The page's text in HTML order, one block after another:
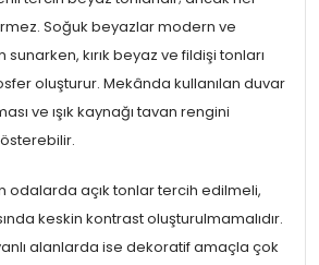
Soğuk beyazlar modern ve
sunarken, kırık beyaz ve fildişi tonları
oluşturur. Mekânda kullanılan duvar
ve ışık kaynağı tavan rengini
odalarda açık tonlar tercih edilmeli,
keskin kontrast oluşturulmamalıdır.
alanlarda ise dekoratif amaçla çok